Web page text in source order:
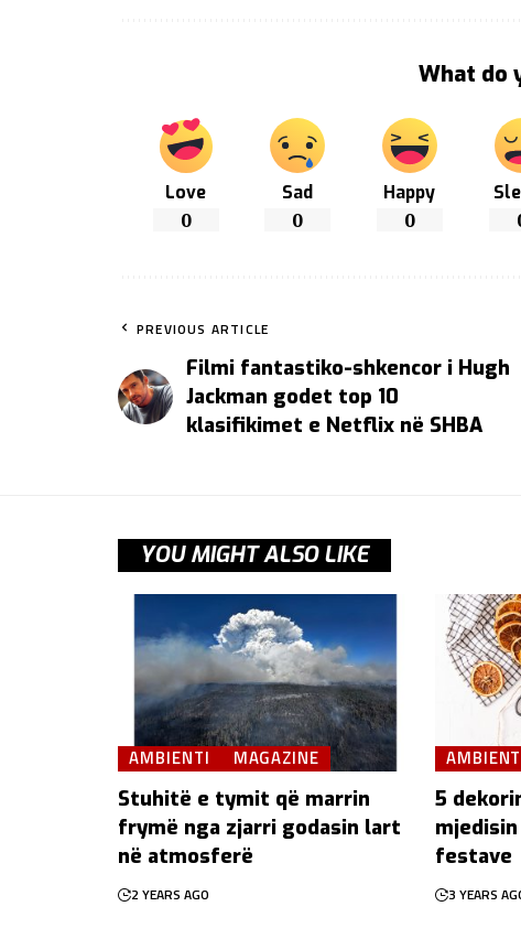
What do
Love
0
Sad
0
Happy
0
PREVIOUS ARTICLE
Filmi fantastiko-shkencor i Hugh
Jackman godet top 10
klasifikimet e Netflix në SHBA
YOU MIGHT ALSO LIKE
AMBIENTI MAGAZINE
Stuhitë e tymit që marrin
frymë nga zjarri godasin lart
në atmosferë
2 YEARS AGO
5
festave
3 YEARS